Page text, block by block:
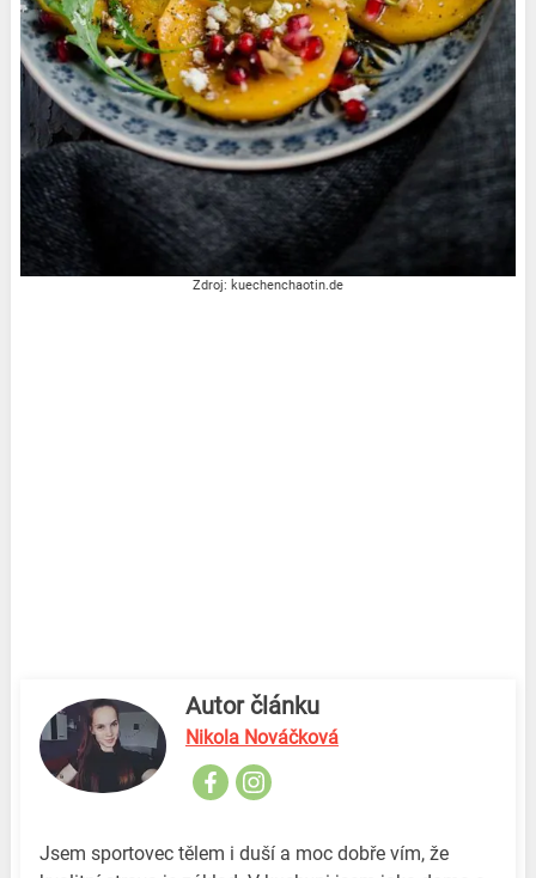
Zdroj: kuechenchaotin.de
Autor článku
Nikola Nováčková
Jsem sportovec tělem i duší a moc dobře vím, že